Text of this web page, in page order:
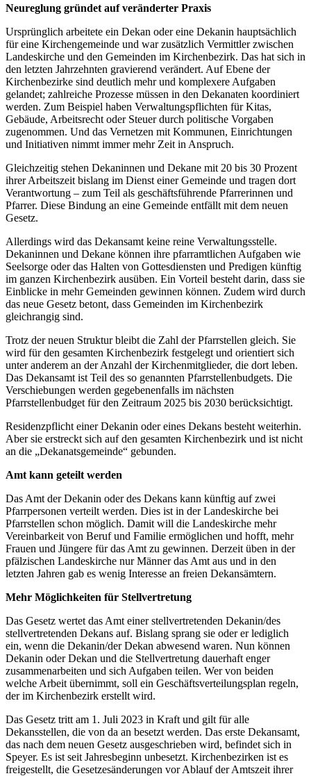
Neureglung gründet auf veränderter Praxis
Ursprünglich arbeitete ein Dekan oder eine Dekanin hauptsächlich
für eine Kirchengemeinde und war zusätzlich Vermittler zwischen
Landeskirche und den Gemeinden im Kirchenbezirk. Das hat sich in
den letzten Jahrzehnten gravierend verändert. Auf Ebene der
Kirchenbezirke sind deutlich mehr und komplexere Aufgaben
gelandet; zahlreiche Prozesse müssen in den Dekanaten koordiniert
werden. Zum Beispiel haben Verwaltungspflichten für Kitas,
Gebäude, Arbeitsrecht oder Steuer durch politische Vorgaben
zugenommen. Und das Vernetzen mit Kommunen, Einrichtungen
und Initiativen nimmt immer mehr Zeit in Anspruch.
Gleichzeitig stehen Dekaninnen und Dekane mit 20 bis 30 Prozent
ihrer Arbeitszeit bislang im Dienst einer Gemeinde und tragen dort
Verantwortung – zum Teil als geschäftsführende Pfarrerinnen und
Pfarrer. Diese Bindung an eine Gemeinde entfällt mit dem neuen
Gesetz.
Allerdings wird das Dekansamt keine reine Verwaltungsstelle.
Dekaninnen und Dekane können ihre pfarramtlichen Aufgaben wie
Seelsorge oder das Halten von Gottesdiensten und Predigen künftig
im ganzen Kirchenbezirk ausüben. Ein Vorteil besteht darin, dass sie
Einblicke in mehr Gemeinden gewinnen können. Zudem wird durch
das neue Gesetz betont, dass Gemeinden im Kirchenbezirk
gleichrangig sind.
Trotz der neuen Struktur bleibt die Zahl der Pfarrstellen gleich. Sie
wird für den gesamten Kirchenbezirk festgelegt und orientiert sich
unter anderem an der Anzahl der Kirchenmitglieder, die dort leben.
Das Dekansamt ist Teil des so genannten Pfarrstellenbudgets. Die
Verschiebungen werden gegebenenfalls im nächsten
Pfarrstellenbudget für den Zeitraum 2025 bis 2030 berücksichtigt.
Residenzpflicht einer Dekanin oder eines Dekans besteht weiterhin.
Aber sie erstreckt sich auf den gesamten Kirchenbezirk und ist nicht
an die „Dekanatsgemeinde“ gebunden.
Amt kann geteilt werden
Das Amt der Dekanin oder des Dekans kann künftig auf zwei
Pfarrpersonen verteilt werden. Dies ist in der Landeskirche bei
Pfarrstellen schon möglich. Damit will die Landeskirche mehr
Vereinbarkeit von Beruf und Familie ermöglichen und hofft, mehr
Frauen und Jüngere für das Amt zu gewinnen. Derzeit üben in der
pfälzischen Landeskirche nur Männer das Amt aus und in den
letzten Jahren gab es wenig Interesse an freien Dekansämtern.
Mehr Möglichkeiten für Stellvertretung
Das Gesetz wertet das Amt einer stellvertretenden Dekanin/des
stellvertretenden Dekans auf. Bislang sprang sie oder er lediglich
ein, wenn die Dekanin/der Dekan abwesend waren. Nun können
Dekanin oder Dekan und die Stellvertretung dauerhaft enger
zusammenarbeiten und sich Aufgaben teilen. Wer von beiden
welche Arbeit übernimmt, soll ein Geschäftsverteilungsplan regeln,
der im Kirchenbezirk erstellt wird.
Das Gesetz tritt am 1. Juli 2023 in Kraft und gilt für alle
Dekansstellen, die von da an besetzt werden. Das erste Dekansamt,
das nach dem neuen Gesetz ausgeschrieben wird, befindet sich in
Speyer. Es ist seit Jahresbeginn unbesetzt. Kirchenbezirken ist es
freigestellt, die Gesetzesänderungen vor Ablauf der Amtszeit ihrer